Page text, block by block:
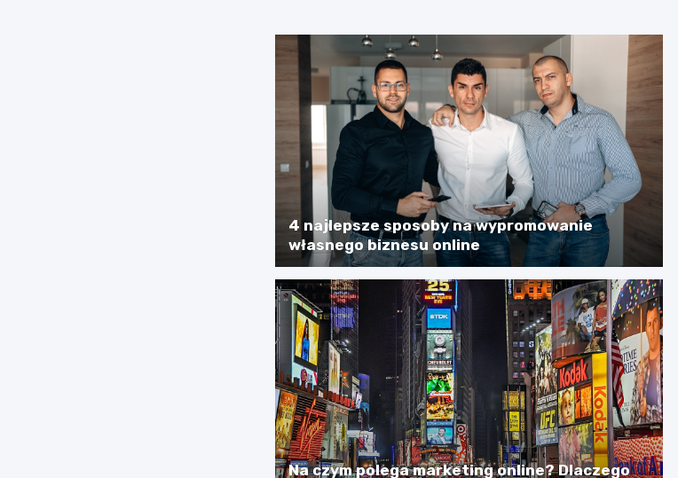
4 najlepsze sposoby na wypromowanie
własnego biznesu online
Na czym polega marketing online? Dlaczego